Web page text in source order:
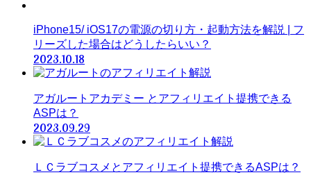
iPhone15/ iOS17の電源の切り方・起動方法を解説 | フ
リーズした場合はどうしたらいい？
2023.10.18
アガルートアカデミー とアフィリエイト提携できる
ASPは？
2023.09.29
ＬＣラブコスメとアフィリエイト提携できるASPは？